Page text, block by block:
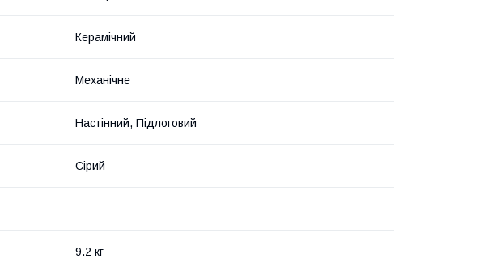
Керамічний
Механічне
Настінний, Підлоговий
Сірий
9.2 кг